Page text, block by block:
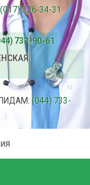
(017) 326-34-31
733-90-61
(044) 733-